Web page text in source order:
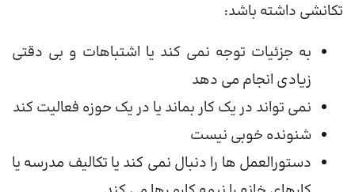
تکانشی داشته باشد:
به جزئیات توجه نمی کند یا اشتباهات و بی دقتی
زیادی انجام می دهد
نمی تواند در یک کار بماند یا در یک حوزه فعالیت کند
شنونده خوبی نیست
دستورالعمل ها را دنبال نمی کند یا تکالیف مدرسه یا